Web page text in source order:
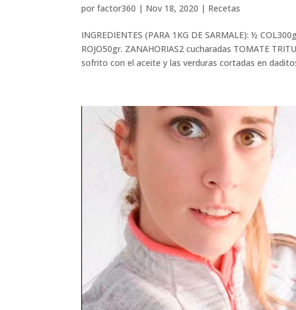
porfactor360 | Nov 18, 2020 | Recetas
INGREDIENTES (PARA 1KG DE SARMALE): ½
ROJO50gr. ZANAHORIAS2 cucharadas TOMATE
sofrito con el aceite y las verduras cortadas en